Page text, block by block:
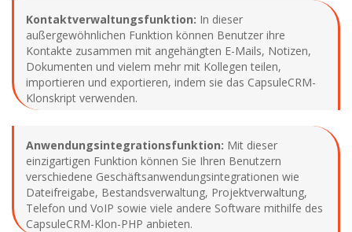
Kontaktverwaltungsfunktion: In dieser
außergewöhnlichen Funktion können Benutzer ihre
Kontakte zusammen mit angehängten E-Mails, Notizen,
Dokumenten und vielem mehr mit Kollegen teilen,
importieren und exportieren, indem sie das CapsuleCRM-
Klonskript verwenden.
Anwendungsintegrationsfunktion: Mit dieser
einzigartigen Funktion können Sie Ihren Benutzern
verschiedene Geschäftsanwendungsintegrationen wie
Dateifreigabe, Bestandsverwaltung, Projektverwaltung,
Telefon und VoIP sowie viele andere Software mithilfe des
CapsuleCRM-Klon-PHP anbieten.